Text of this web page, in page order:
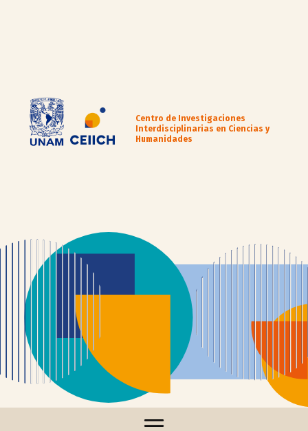
Centro de Investigaciones
Interdisciplinarias en Ciencias y
Humanidades